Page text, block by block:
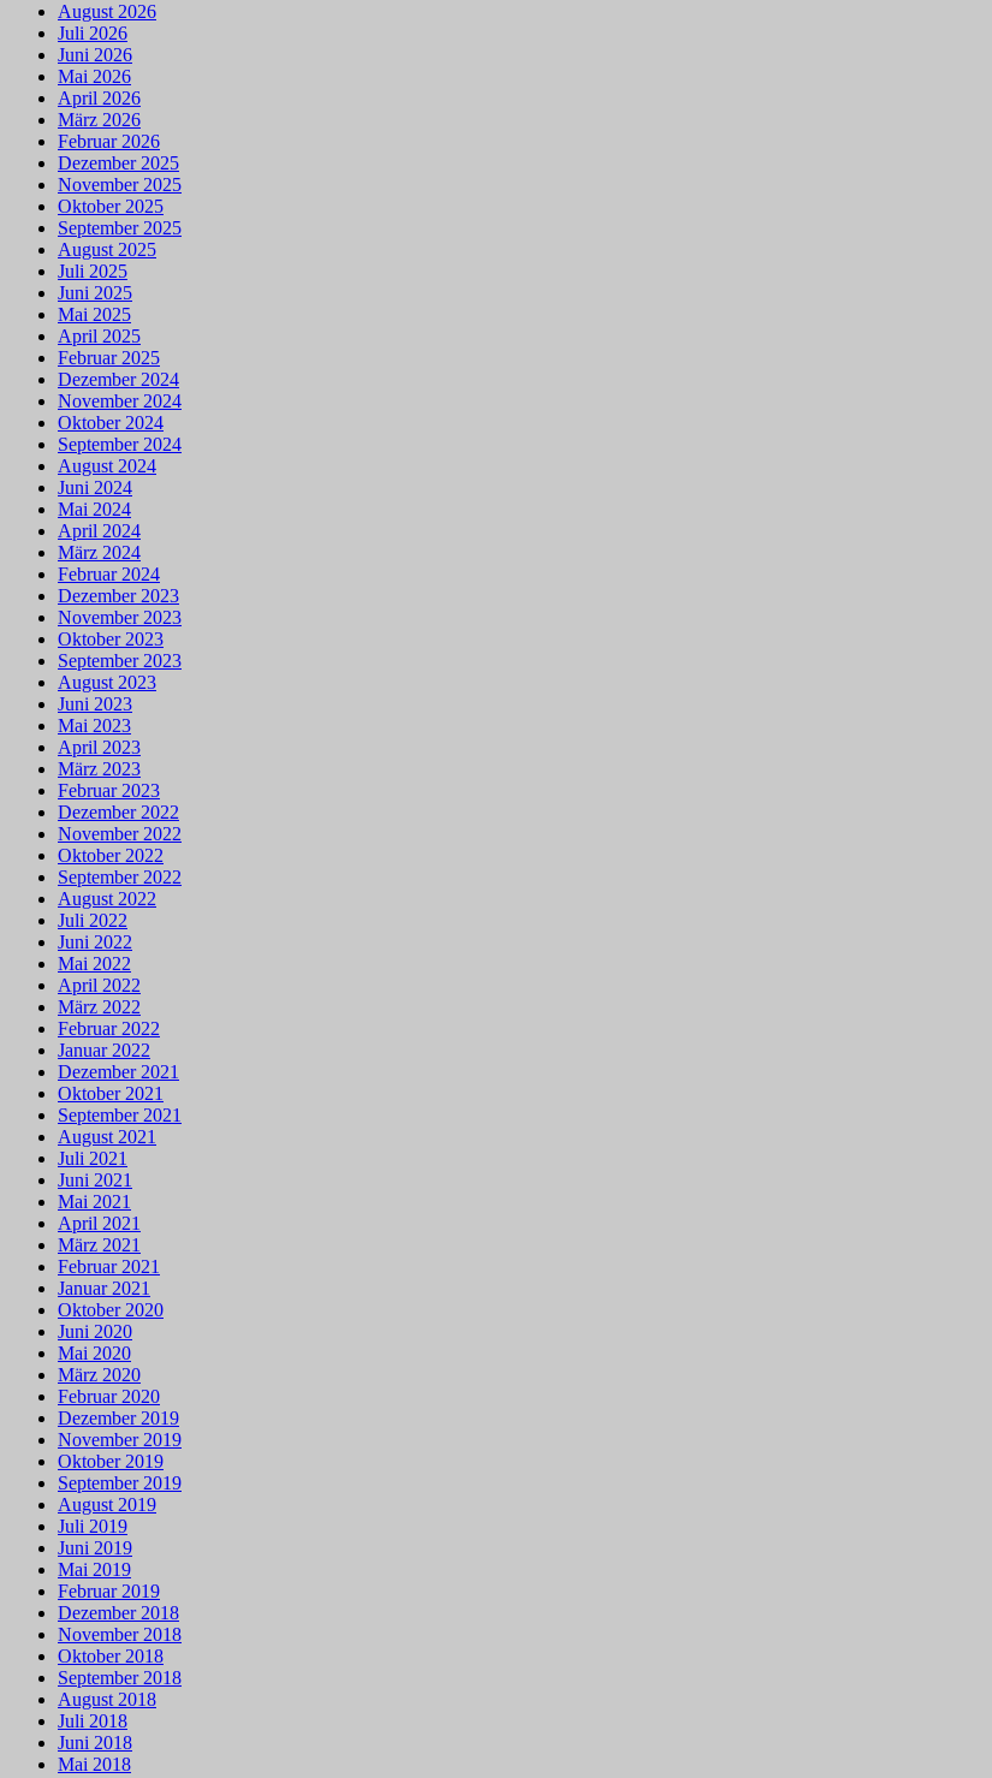
August 2026
Juli 2026
Juni 2026
Mai 2026
April 2026
März 2026
Februar 2026
Dezember 2025
November 2025
Oktober 2025
September 2025
August 2025
Juli 2025
Juni 2025
Mai 2025
April 2025
Februar 2025
Dezember 2024
November 2024
Oktober 2024
September 2024
August 2024
Juni 2024
Mai 2024
April 2024
März 2024
Februar 2024
Dezember 2023
November 2023
Oktober 2023
September 2023
August 2023
Juni 2023
Mai 2023
April 2023
März 2023
Februar 2023
Dezember 2022
November 2022
Oktober 2022
September 2022
August 2022
Juli 2022
Juni 2022
Mai 2022
April 2022
März 2022
Februar 2022
Januar 2022
Dezember 2021
Oktober 2021
September 2021
August 2021
Juli 2021
Juni 2021
Mai 2021
April 2021
März 2021
Februar 2021
Januar 2021
Oktober 2020
Juni 2020
Mai 2020
März 2020
Februar 2020
Dezember 2019
November 2019
Oktober 2019
September 2019
August 2019
Juli 2019
Juni 2019
Mai 2019
Februar 2019
Dezember 2018
November 2018
Oktober 2018
September 2018
August 2018
Juli 2018
Juni 2018
Mai 2018